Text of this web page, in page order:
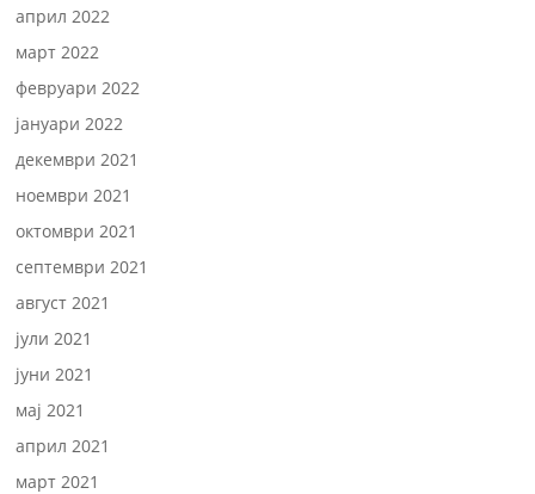
април 2022
март 2022
февруари 2022
јануари 2022
декември 2021
ноември 2021
октомври 2021
септември 2021
август 2021
јули 2021
јуни 2021
мај 2021
април 2021
март 2021